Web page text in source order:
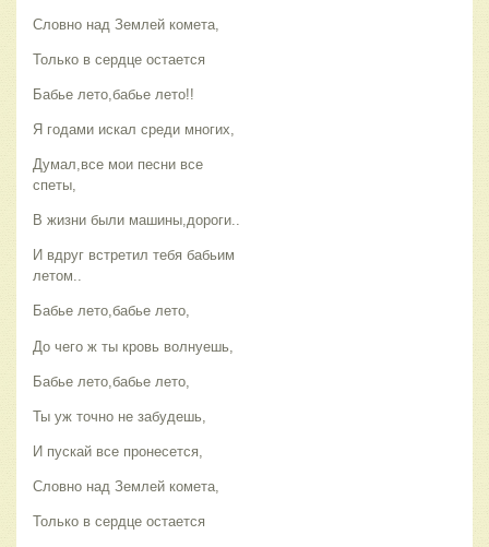
Словно над Землей комета,
Только в сердце остается
Бабье лето,бабье лето!!
Я годами искал среди многих,
Думал,все мои песни все
спеты,
В жизни были машины,дороги..
И вдруг встретил тебя бабьим
летом..
Бабье лето,бабье лето,
До чего ж ты кровь волнуешь,
Бабье лето,бабье лето,
Ты уж точно не забудешь,
И пускай все пронесется,
Словно над Землей комета,
Только в сердце остается